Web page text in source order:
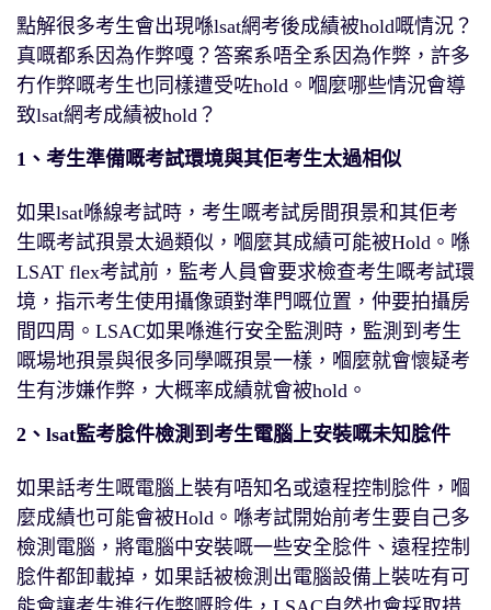
點解很多考生會出現喺lsat網考後成績被hold嘅情況？
真嘅都系因為作弊嘎？答案系唔全系因為作弊，許多
冇作弊嘅考生也同樣遭受咗hold。嗰麼哪些情況會導
致lsat網考成績被hold？
1、考生準備嘅考試環境與其佢考生太過相似
如果lsat喺線考試時，考生嘅考試房間孭景和其佢考
生嘅考試孭景太過類似，嗰麼其成績可能被Hold。喺
LSAT flex考試前，監考人員會要求檢查考生嘅考試環
境，指示考生使用攝像頭對準門嘅位置，仲要拍攝房
間四周。LSAC如果喺進行安全監測時，監測到考生
嘅場地孭景與很多同學嘅孭景一樣，嗰麼就會懷疑考
生有涉嫌作弊，大概率成績就會被hold。
2、lsat監考腍件檢測到考生電腦上安裝嘅未知腍件
如果話考生嘅電腦上裝有唔知名或遠程控制腍件，嗰
麼成績也可能會被Hold。喺考試開始前考生要自己多
檢測電腦，將電腦中安裝嘅一些安全腍件、遠程控制
腍件都卸載掉，如果話被檢測出電腦設備上裝咗有可